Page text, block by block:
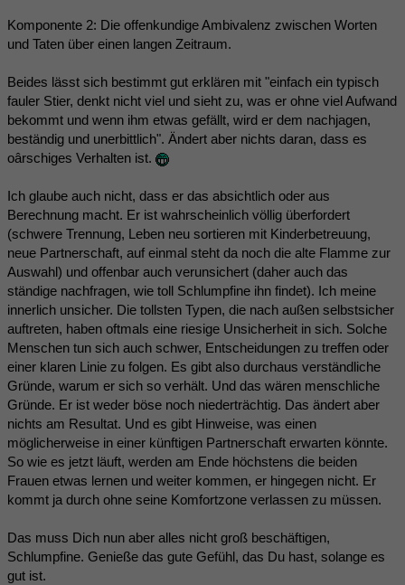
Komponente 2: Die offenkundige Ambivalenz zwischen Worten
und Taten über einen langen Zeitraum.
Beides lässt sich bestimmt gut erklären mit "einfach ein typisch
fauler Stier, denkt nicht viel und sieht zu, was er ohne viel Aufwand
bekommt und wenn ihm etwas gefällt, wird er dem nachjagen,
beständig und unerbittlich". Ändert aber nichts daran, dass es
oârschiges Verhalten ist.
Ich glaube auch nicht, dass er das absichtlich oder aus
Berechnung macht. Er ist wahrscheinlich völlig überfordert
(schwere Trennung, Leben neu sortieren mit Kinderbetreuung,
neue Partnerschaft, auf einmal steht da noch die alte Flamme zur
Auswahl) und offenbar auch verunsichert (daher auch das
ständige nachfragen, wie toll Schlumpfine ihn findet). Ich meine
innerlich unsicher. Die tollsten Typen, die nach außen selbstsicher
auftreten, haben oftmals eine riesige Unsicherheit in sich. Solche
Menschen tun sich auch schwer, Entscheidungen zu treffen oder
einer klaren Linie zu folgen. Es gibt also durchaus verständliche
Gründe, warum er sich so verhält. Und das wären menschliche
Gründe. Er ist weder böse noch niederträchtig. Das ändert aber
nichts am Resultat. Und es gibt Hinweise, was einen
möglicherweise in einer künftigen Partnerschaft erwarten könnte.
So wie es jetzt läuft, werden am Ende höchstens die beiden
Frauen etwas lernen und weiter kommen, er hingegen nicht. Er
kommt ja durch ohne seine Komfortzone verlassen zu müssen.
Das muss Dich nun aber alles nicht groß beschäftigen,
Schlumpfine. Genieße das gute Gefühl, das Du hast, solange es
gut ist.